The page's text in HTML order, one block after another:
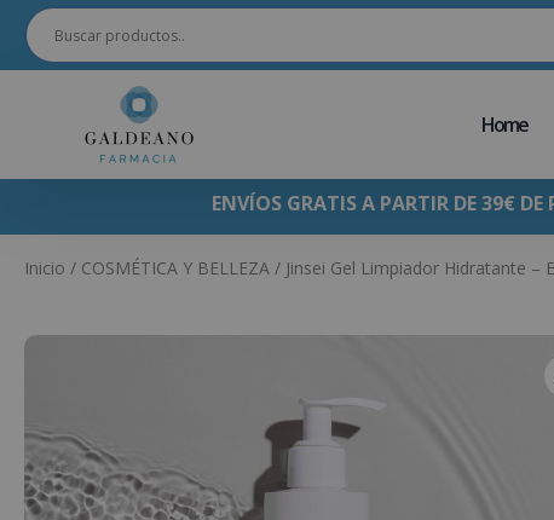
Home
ENVÍOS GRATIS A PARTIR DE 39€
Inicio / COSMÉTICA Y BELLEZA / Jinsei Gel Limpiador Hidratante –